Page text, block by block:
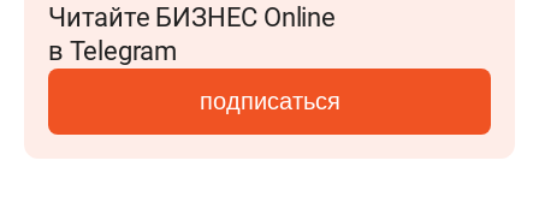
Читайте БИЗНЕС Online
в Telegram
подписаться